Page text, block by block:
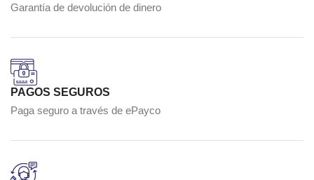
Garantía de devolución de dinero
PAGOS SEGUROS
Paga seguro a través de ePayco